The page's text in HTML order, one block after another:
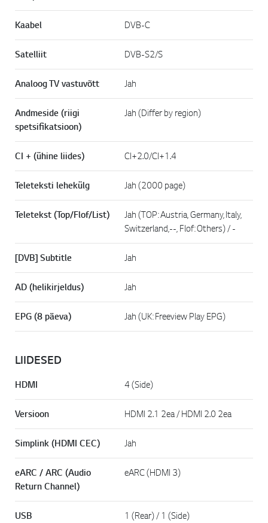
Kaabel DVB-C
Satelliit DVB-S2/S
Analoog TV vastuvõtt Jah
Andmeside (riigi
spetsifikatsioon)
Jah (Differ by region)
CI + (ühine liides) CI+2.0/CI+1.4
Teleteksti lehekülg Jah (2000 page)
Teletekst (Top/Flof/List)
Jah (TOP: Austria, Germany, Italy,
Switzerland,--, Flof: Others) / -
[DVB] Subtitle Jah
AD (helikirjeldus) Jah
EPG (8 päeva) Jah (UK: Freeview Play EPG)
LIIDESED
HDMI 4 (Side)
Versioon HDMI 2.1 2ea / HDMI 2.0 2ea
Simplink (HDMI CEC) Jah
eARC / ARC (Audio
Return Channel)
eARC (HDMI 3)
USB 1 (Rear) / 1 (Side)